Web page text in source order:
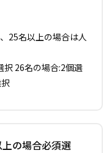
25名以上の場合は人
択 26名の場合:2個選
の場合必須選